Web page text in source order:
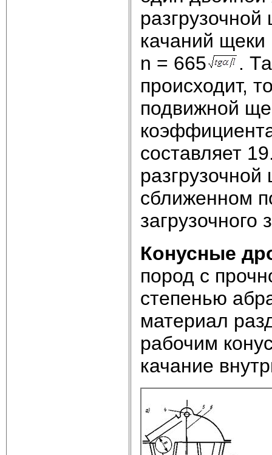
качаний щеки
n = 665
.
происходит,
подвижной
составляет
сближенном
загрузочного
Конусные
пород с
степенью
материал
рабочим
качание